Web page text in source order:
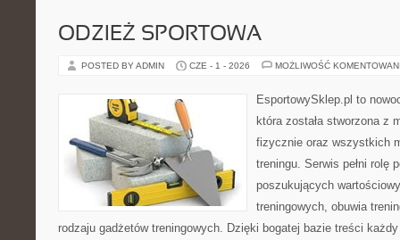
ODZIEŻ SPORTOWA
POSTED BY ADMIN CZE - 1 - 2026 MOŻLIWOŚĆ
EsportowySklep.pl to
która została stworzona z
fizycznie oraz wszystkich
treningu. Serwis pełni rolę
poszukujących
treningowych, obuwia
rodzaju gadżetów treningowych. Dzięki bogatej bazie treści